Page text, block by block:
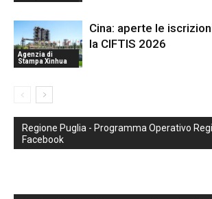
Agenzia di
Stampa Xinhua
Cina: aperte le
la CIFTIS 2026
Regione Puglia - Programma Operativo
Facebook